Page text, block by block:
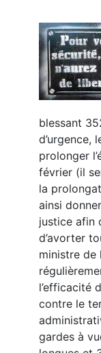
blessant
d’urgence,
prolonger
février (il
la
ainsi
justice afin
d’avorter
ministre de
l’efficacité
contre le
gardes à